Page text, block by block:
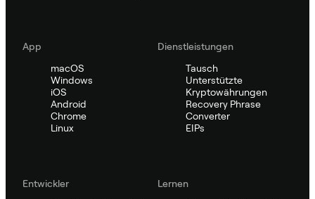
App
macOS
Windows
iOS
Android
Chrome
Linux
Dienstleistungen
Tausch
Unterstützte
Kryptowährungen
Recovery Phrase
Converter
EIPs
Entwickler
Lernen